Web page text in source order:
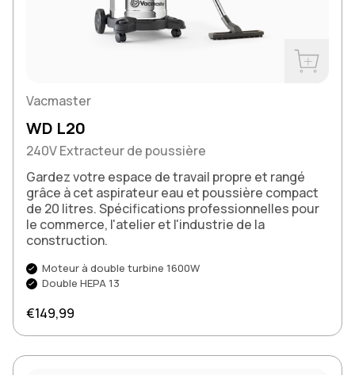
Vacmaster
WD L20
240V Extracteur de poussière
Gardez votre espace de travail propre et rangé
grâce à cet aspirateur eau et poussière compact
de 20 litres. Spécifications professionnelles pour
le commerce, l'atelier et l'industrie de la
construction.
Moteur à double turbine 1600W
Double HEPA 13
Prix normal
€149,99